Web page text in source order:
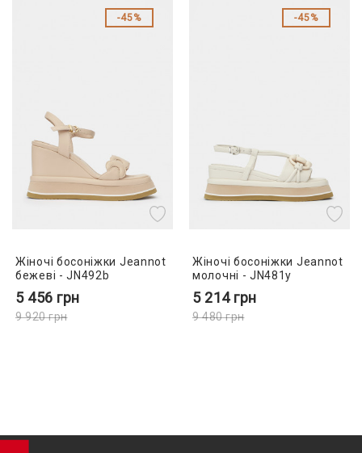
45%
Жіночі босоніжки Jeannot
бежеві - JN492b
5 456 грн
9 920грн
45%
Жіночі босоніжки Jeannot
молочні - JN481y
5 214грн
9 480грн